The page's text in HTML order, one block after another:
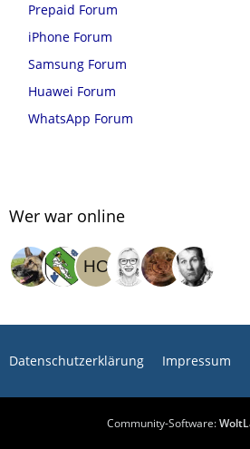
Prepaid Forum
iPhone Forum
Samsung Forum
Huawei Forum
WhatsApp Forum
Wer war online
Datenschutzerklärung Impressum
Community-Software: